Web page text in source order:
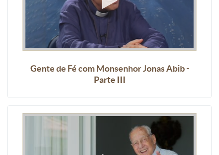
Gente de Fé com Monsenhor Jonas Abib -
Parte III